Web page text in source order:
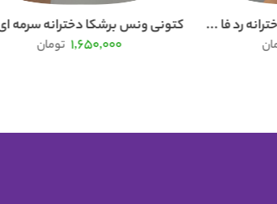
رد فا ...
کتونی ونس برشکا دخترانه سرمه
1,650,000 تومان